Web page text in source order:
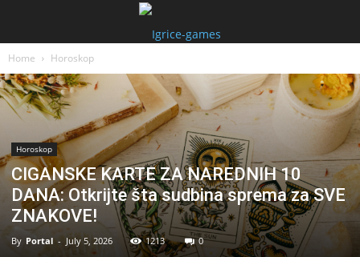
Home Horoskop
Horoskop
CIGANSKE KARTE ZA NAREDNIH 10
DANA: Otkrijte šta sudbina sprema za SVE
ZNAKOVE!
By Portal - July 5, 2026 1213 0